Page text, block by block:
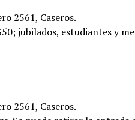
2561, Caseros.
jubilados, estudiantes y
2561, Caseros.